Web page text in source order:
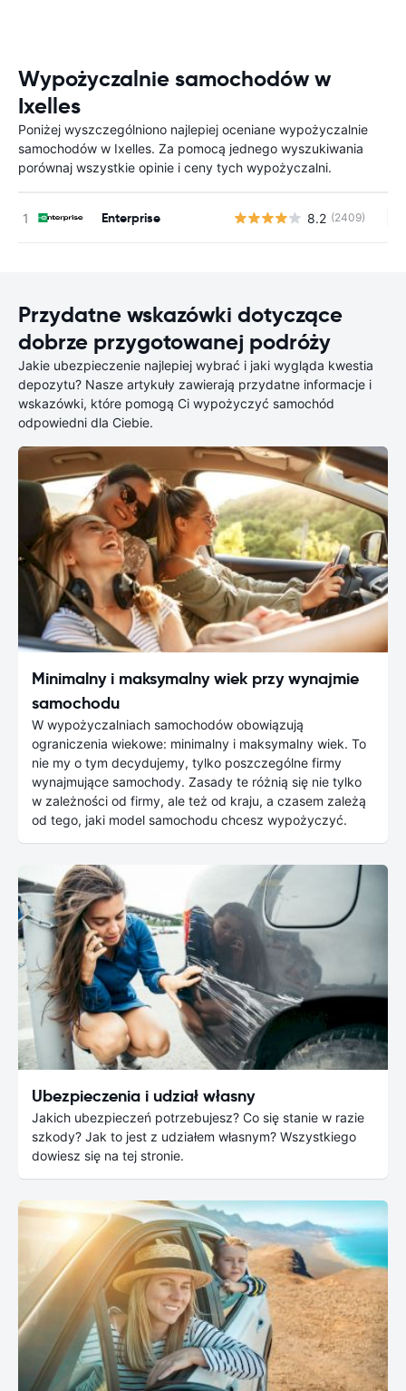
Wypożyczalnie samochodów w
Ixelles
Poniżej wyszczególniono najlepiej oceniane wypożyczalnie
samochodów w Ixelles. Za pomocą jednego wyszukiwania
porównaj wszystkie opinie i ceny tych wypożyczalni.
Enterprise 8.2 (2409)
Przydatne wskazówki dotyczące
dobrze przygotowanej podróży
Jakie ubezpieczenie najlepiej wybrać i jaki wygląda kwestia
depozytu? Nasze artykuły zawierają przydatne informacje i
wskazówki, które pomogą Ci wypożyczyć samochód
odpowiedni dla Ciebie.
Minimalny i maksymalny wiek przy wynajmie
samochodu
W wypożyczalniach samochodów obowiązują
ograniczenia wiekowe: minimalny i maksymalny wiek. To
nie my o tym decydujemy, tylko poszczególne firmy
wynajmujące samochody. Zasady te różnią się nie tylko
w zależności od firmy, ale też od kraju, a czasem zależą
od tego, jaki model samochodu chcesz wypożyczyć.
Ubezpieczenia i udział własny
Jakich ubezpieczeń potrzebujesz? Co się stanie w razie
szkody? Jak to jest z udziałem własnym? Wszystkiego
dowiesz się na tej stronie.